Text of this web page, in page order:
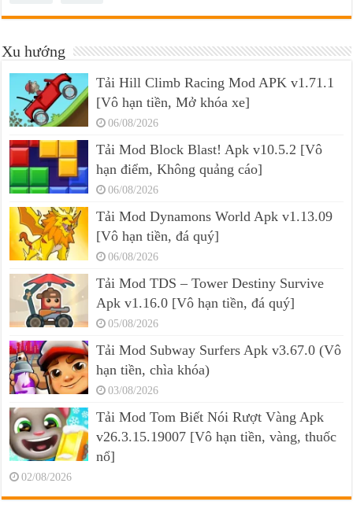
Xu hướng
Tải Hill Climb Racing Mod APK v1.71.1
[Vô hạn tiền, Mở khóa xe]
06/08/2026
Tải Mod Block Blast! Apk v10.5.2 [Vô
hạn điểm, Không quảng cáo]
06/08/2026
Tải Mod Dynamons World Apk v1.13.09
[Vô hạn tiền, đá quý]
06/08/2026
Tải Mod TDS – Tower Destiny Survive
Apk v1.16.0 [Vô hạn tiền, đá quý]
05/08/2026
Tải Mod Subway Surfers Apk v3.67.0 (Vô
hạn tiền, chìa khóa)
03/08/2026
Tải Mod Tom Biết Nói Rượt Vàng Apk
v26.3.15.19007 [Vô hạn tiền, vàng, thuốc
nổ]
02/08/2026